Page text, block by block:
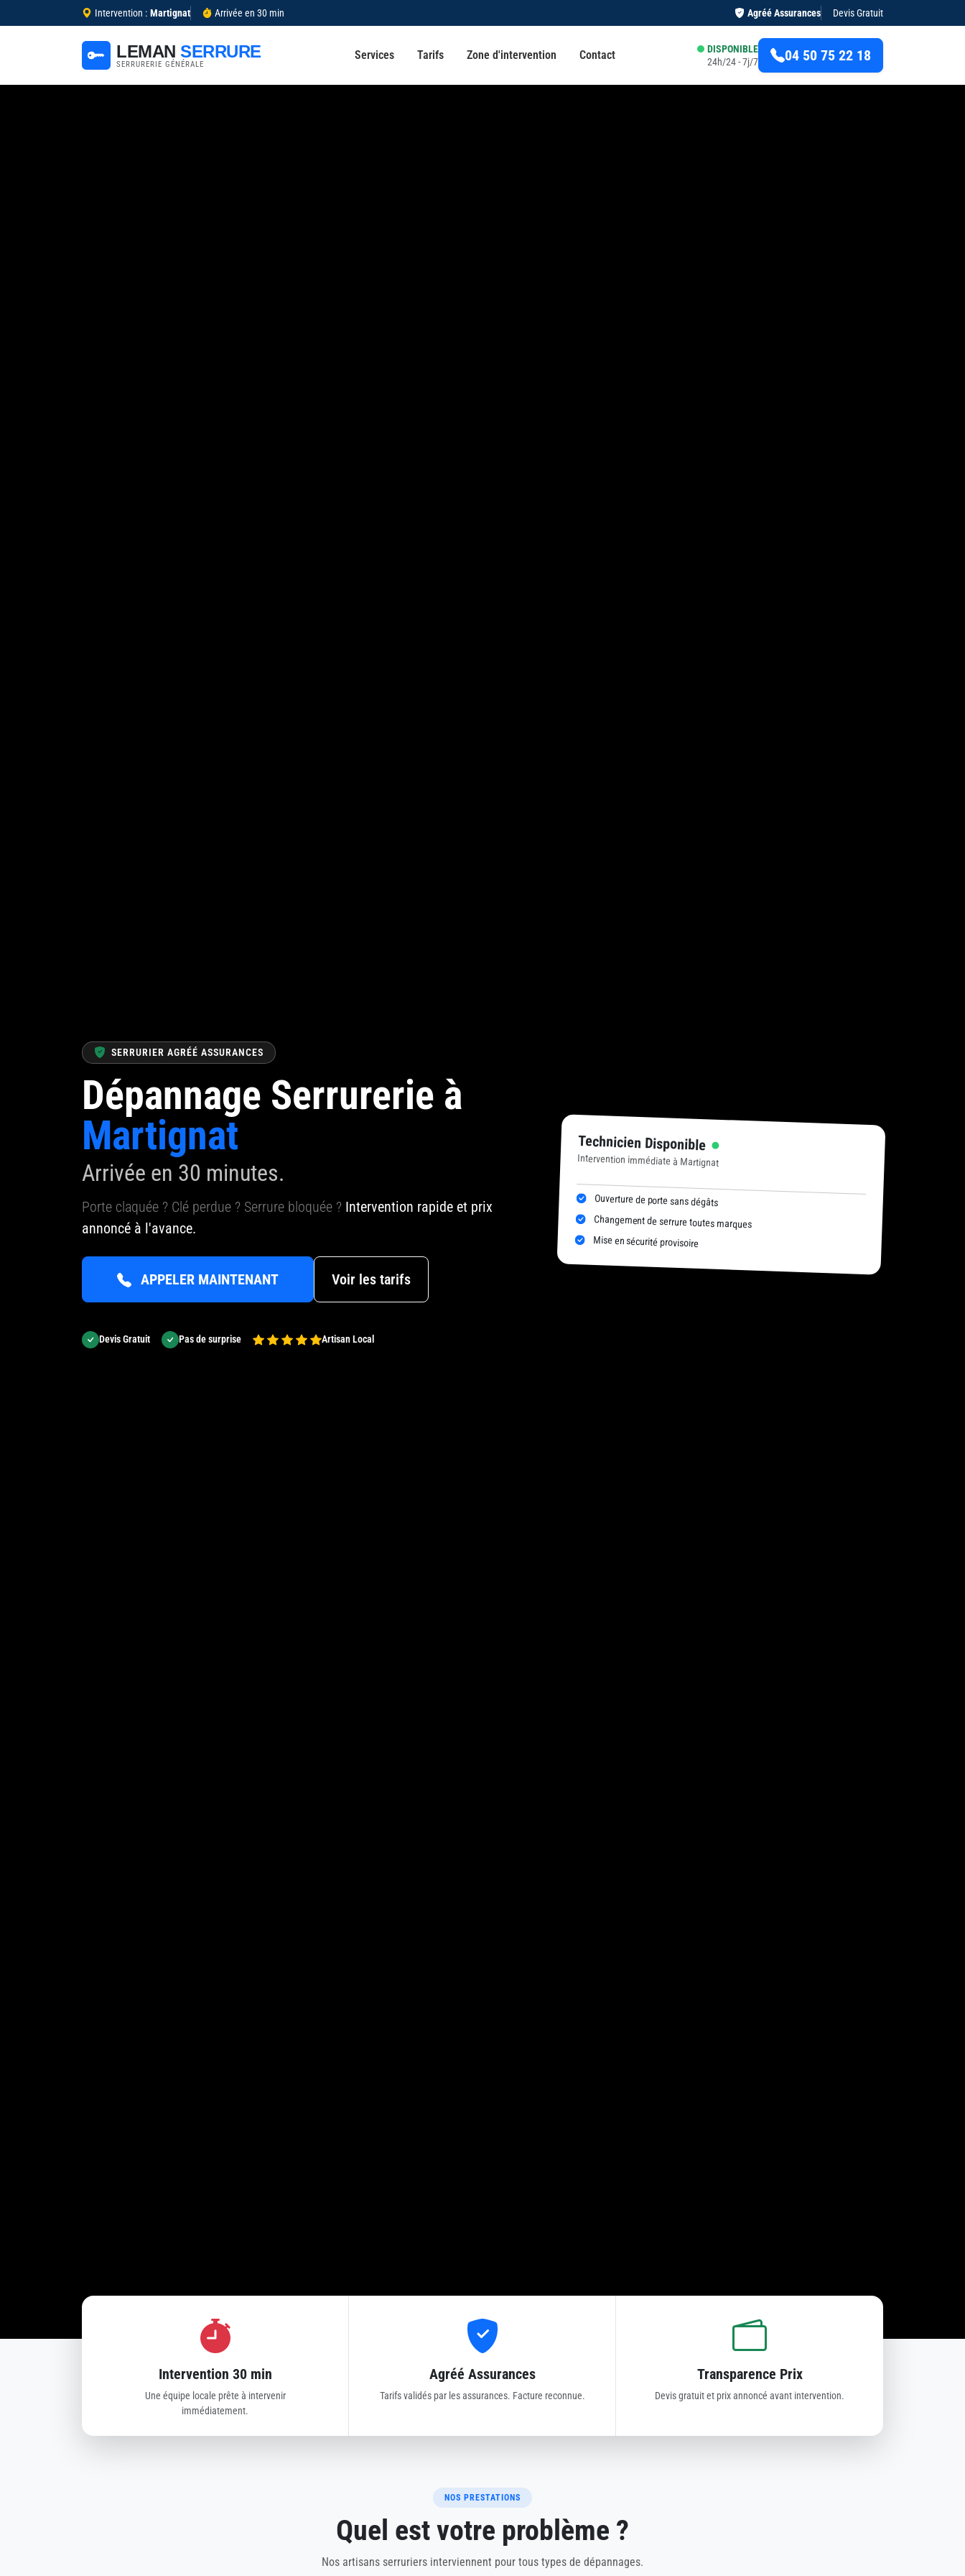
Intervention : Martignat Arrivée en 30 min Agréé Assurances Devis Gratuit
LEMAN SERRURE
SERRURERIE GÉNÉRALE
Services Tarifs Zone d'intervention Contact
DISPONIBLE
24h/24 - 7j/7
04 50 75 22 18
SERRURIER AGRÉÉ ASSURANCES
Dépannage Serrurerie à
Martignat
Arrivée en 30 minutes.
Porte claquée ? Clé perdue ? Serrure bloquée ? Intervention rapide et prix
annoncé à l'avance.
APPELER MAINTENANT Voir les tarifs
Devis Gratuit Pas de surprise Artisan Local
Technicien Disponible
Intervention immédiate à Martignat
Ouverture de porte sans dégâts
Changement de serrure toutes marques
Mise en sécurité provisoire
Intervention 30 min
Une équipe locale prête à intervenir
immédiatement.
Agréé Assurances
Tarifs validés par les assurances. Facture reconnue.
Transparence Prix
Devis gratuit et prix annoncé avant intervention.
NOS PRESTATIONS
Quel est votre problème ?
Nos artisans serruriers interviennent pour tous types de dépannages.